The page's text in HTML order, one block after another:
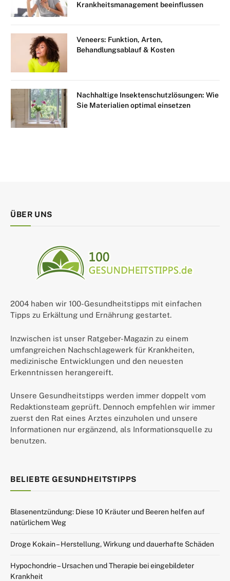
Krankheitsmanagement beeinflussen
Veneers: Funktion, Arten,
Behandlungsablauf & Kosten
Nachhaltige Insektenschutzlösungen: Wie
Sie Materialien optimal einsetzen
ÜBER UNS
2004 haben wir 100-Gesundheitstipps mit einfachen
Tipps zu Erkältung und Ernährung gestartet.
Inzwischen ist unser Ratgeber-Magazin zu einem
umfangreichen Nachschlagewerk für Krankheiten,
medizinische Entwicklungen und den neuesten
Erkenntnissen herangereift.
Unsere Gesundheitstipps werden immer doppelt vom
Redaktionsteam geprüft. Dennoch empfehlen wir immer
zuerst den Rat eines Arztes einzuholen und unsere
Informationen nur ergänzend, als Informationsquelle zu
benutzen.
BELIEBTE GESUNDHEITSTIPPS
Blasenentzündung: Diese 10 Kräuter und Beeren helfen auf
natürlichem Weg
Droge Kokain – Herstellung, Wirkung und dauerhafte Schäden
Hypochondrie – Ursachen und Therapie bei eingebildeter
Krankheit